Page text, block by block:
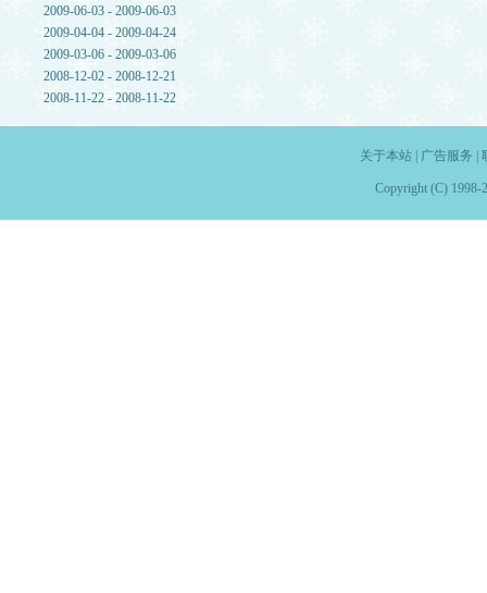
2009-06-03 - 2009-06-03
2009-04-04 - 2009-04-24
2009-03-06 - 2009-03-06
2008-12-02 - 2008-12-21
2008-11-22 - 2008-11-22
关于本站| 广告服务
Copyright (C) 1998-